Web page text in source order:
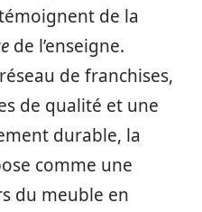
de la
de l’enseigne.
de franchises,
de qualité et une
durable, la
comme une
du meuble en